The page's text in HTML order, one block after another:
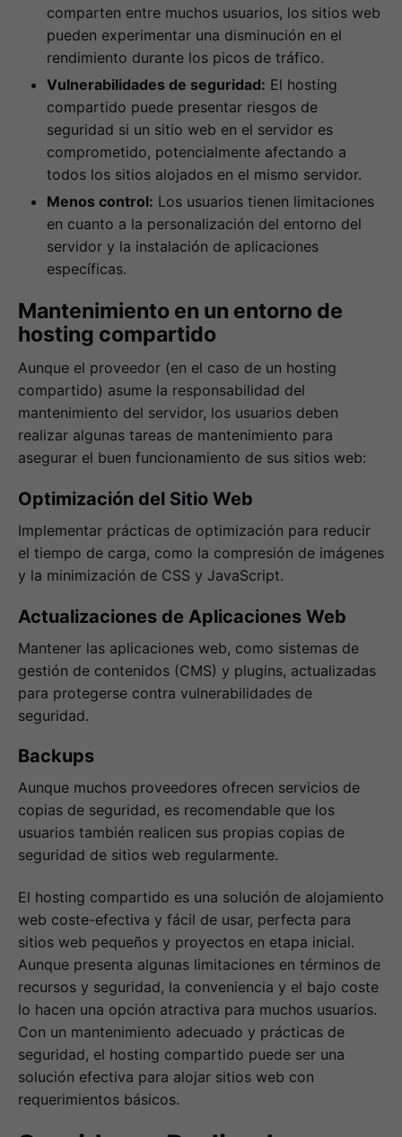
comparten entre muchos usuarios, los sitios web
pueden experimentar una disminución en el
rendimiento durante los picos de tráfico.
Vulnerabilidades de seguridad: El hosting
compartido puede presentar riesgos de
seguridad si un sitio web en el servidor es
comprometido, potencialmente afectando a
todos los sitios alojados en el mismo servidor.
Menos control: Los usuarios tienen limitaciones
en cuanto a la personalización del entorno del
servidor y la instalación de aplicaciones
específicas.
Mantenimiento en un entorno de
hosting compartido
Aunque el proveedor (en el caso de un hosting
compartido) asume la responsabilidad del
mantenimiento del servidor, los usuarios deben
realizar algunas tareas de mantenimiento para
asegurar el buen funcionamiento de sus sitios web:
Optimización del Sitio Web
Implementar prácticas de optimización para reducir
el tiempo de carga, como la compresión de imágenes
y la minimización de CSS y JavaScript.
Actualizaciones de Aplicaciones Web
Mantener las aplicaciones web, como sistemas de
gestión de contenidos (CMS) y plugins, actualizadas
para protegerse contra vulnerabilidades de
seguridad.
Backups
Aunque muchos proveedores ofrecen servicios de
copias de seguridad, es recomendable que los
usuarios también realicen sus propias copias de
seguridad de sitios web regularmente.
El hosting compartido es una solución de alojamiento
web coste-efectiva y fácil de usar, perfecta para
sitios web pequeños y proyectos en etapa inicial.
Aunque presenta algunas limitaciones en términos de
recursos y seguridad, la conveniencia y el bajo coste
lo hacen una opción atractiva para muchos usuarios.
Con un mantenimiento adecuado y prácticas de
seguridad, el hosting compartido puede ser una
solución efectiva para alojar sitios web con
requerimientos básicos.